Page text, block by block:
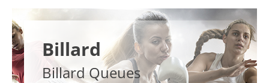
Billard
Billard Queues